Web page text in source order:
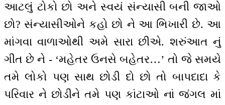
આટલું ટોકો છો અને સ્વયં સંન્યાસી બની જાઓ
છો? સંન્યાસીઓને કહો છો ને આ ભિખારી છે. આ
માંગવા વાળાઓથી અમે સારા છીએ. શરુંઆત નું
ગીત છે ને - ‘મહેતર ઉનસે બહેતર…’ તો જે સમયે
તમે લોકો પણ સાથ છોડી દો છો તો બાપદાદા કે
પરિવાર ને છોડીને તમે પણ કાંટાઓ નાં જંગલ માં